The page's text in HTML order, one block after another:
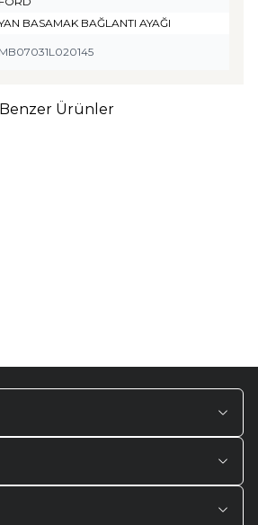
BASAMAK BAĞLANTI AYAĞI
MB07031L020145
Benzer Ürünler